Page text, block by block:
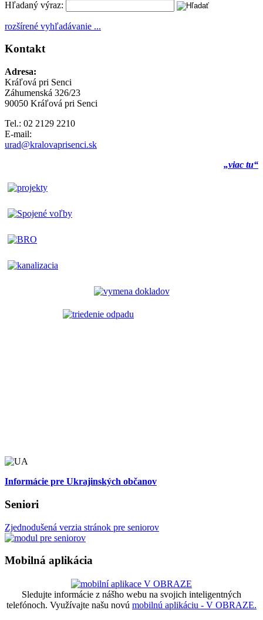
Hľadaný výraz:
rozšírené vyhľadávanie ...
Kontakt
Adresa:
Kráľová pri Senci
Záhumenská 326/23
90050 Kráľová pri Senci
Tel.: 02 2129 2210
E-mail:
urad@kralovaprisenci.sk
„viac tu“
Informácie pre Ukrajinských občanov
Seniori
Zjednodušená verzia stránok pre seniorov
Mobilná aplikácia
Sledujte informácie z nášho webu na svojich inteligentných
telefónoch. Využívajte našu novú mobilnú aplikáciu - V OBRAZE.